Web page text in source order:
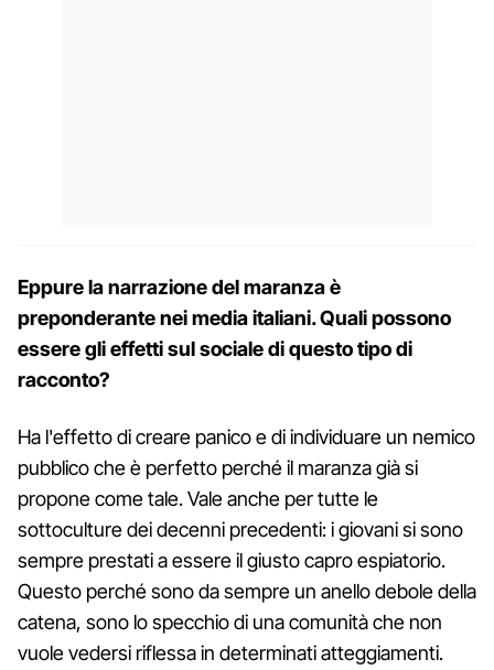
Eppure la narrazione del maranza è
preponderante nei media italiani. Quali possono
essere gli effetti sul sociale di questo tipo di
racconto?
Ha l'effetto di creare panico e di individuare un nemico
pubblico che è perfetto perché il maranza già si
propone come tale. Vale anche per tutte le
sottoculture dei decenni precedenti: i giovani si sono
sempre prestati a essere il giusto capro espiatorio.
Questo perché sono da sempre un anello debole della
catena, sono lo specchio di una comunità che non
vuole vedersi riflessa in determinati atteggiamenti.